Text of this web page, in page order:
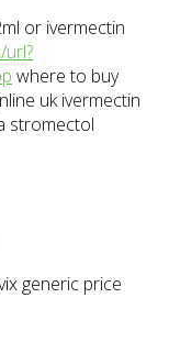
or ivermectin
where to buy
uk ivermectin
stromectol
generic price